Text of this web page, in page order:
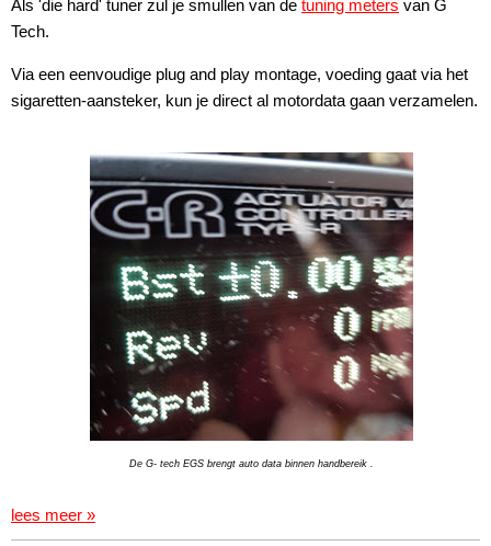
Als 'die hard' tuner zul je smullen van de tuning meters van G
Tech.
Via een eenvoudige plug and play montage, voeding gaat via het
sigaretten-aansteker, kun je direct al motordata gaan verzamelen.
De G- tech EGS brengt auto data binnen handbereik .
lees meer »